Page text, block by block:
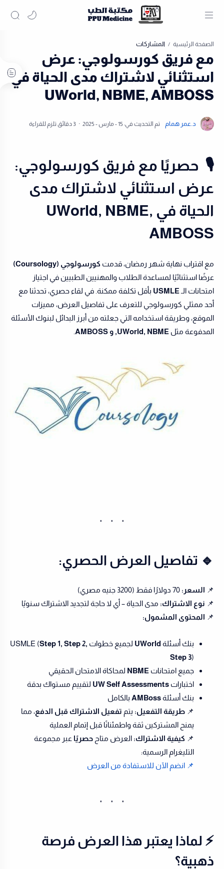
الصفحة الرئيسية المشاركات
مع فريق كورسولوجي: عرض
استثنائي لاشتراك مدى الحياة في
UWorld, NBME, AMBOSS
3 دقائق تلزم للقراءة
🎙️ حصريًا مع فريق كورسولوجي:
عرض استثنائي لاشتراك مدى
الحياة في UWorld, NBME,
AMBOSS
مع اقتراب نهاية شهر رمضان، قدمت كورسولوجي (Coursology)
عرضًا استثنائيًا لمساعدة الطلاب والمهنيين الطبيين في اجتياز
امتحانات الـ USMLE بأقل تكلفة ممكنة. في لقاء حصري، تحدثنا مع
أحد ممثلي كورسولوجي للتعرف على تفاصيل العرض، مميزات
الموقع، وطريقة استخدامه التي جعلته من أبرز البدائل لبنوك الأسئلة
المدفوعة مثل UWorld, NBME, و AMBOSS
🔹 تفاصيل العرض الحصري:
📌 السعر:
📌 نوع الاشتراك: مدى الحياة – أي لا حاجة لتجديد الاشتراك سنويًا
📌 المحتوى المشمول:
بنك أسئلة UWorld لجميع خطوات USMLE ( Step 1, Step 2,
Step 3)
جميع امتحانات NBME لمحاكاة الامتحان الحقيقي
اختبارات UW Self Assessments لتقييم مستواك بدقة
بنك أسئلةAMBoss بالكامل
📌 طريقة التفعيل: يتم تفعيل الاشتراك قبل الدفع، مما
يمنح المشتركين ثقة واطمئنانًا قبل إتمام العملية
📌 كيفية الاشتراك: العرض متاح حصريًا عبر مجموعة
التليغرام الرسمية:
📌 انضم الآن للاستفادة من العرض
⚡️ لماذا يعتبر هذا العرض فرصة
ذهبية؟